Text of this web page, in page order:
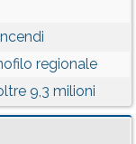
regionale
9,3 milioni